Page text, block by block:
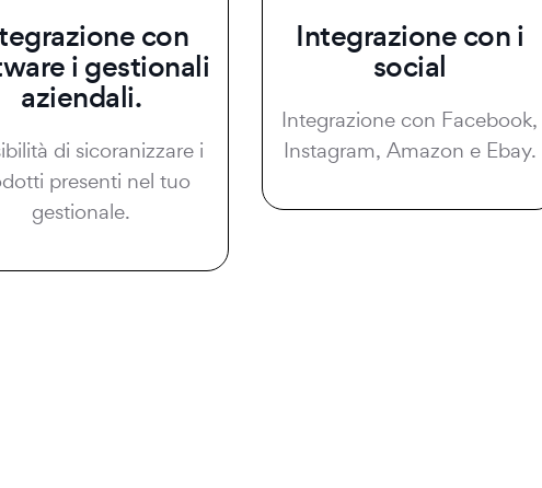
con
i gestionali
aziendali.
di sicoranizzare i
presenti nel tuo
gestionale.
Integrazione con i
social
Integrazione con Facebook,
Instagram, Amazon e Ebay.